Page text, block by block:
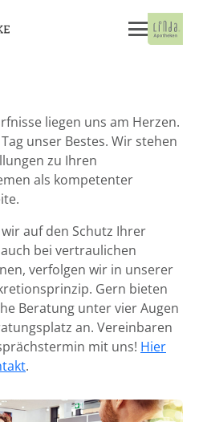
liegen uns am Herzen.
unser Bestes. Wir stehen
zu Ihren
als kompetenter
auf den Schutz Ihrer
bei vertraulichen
verfolgen wir in unserer
Gern bieten
Beratung unter vier Augen
an. Vereinbaren
mit uns! Hier
.